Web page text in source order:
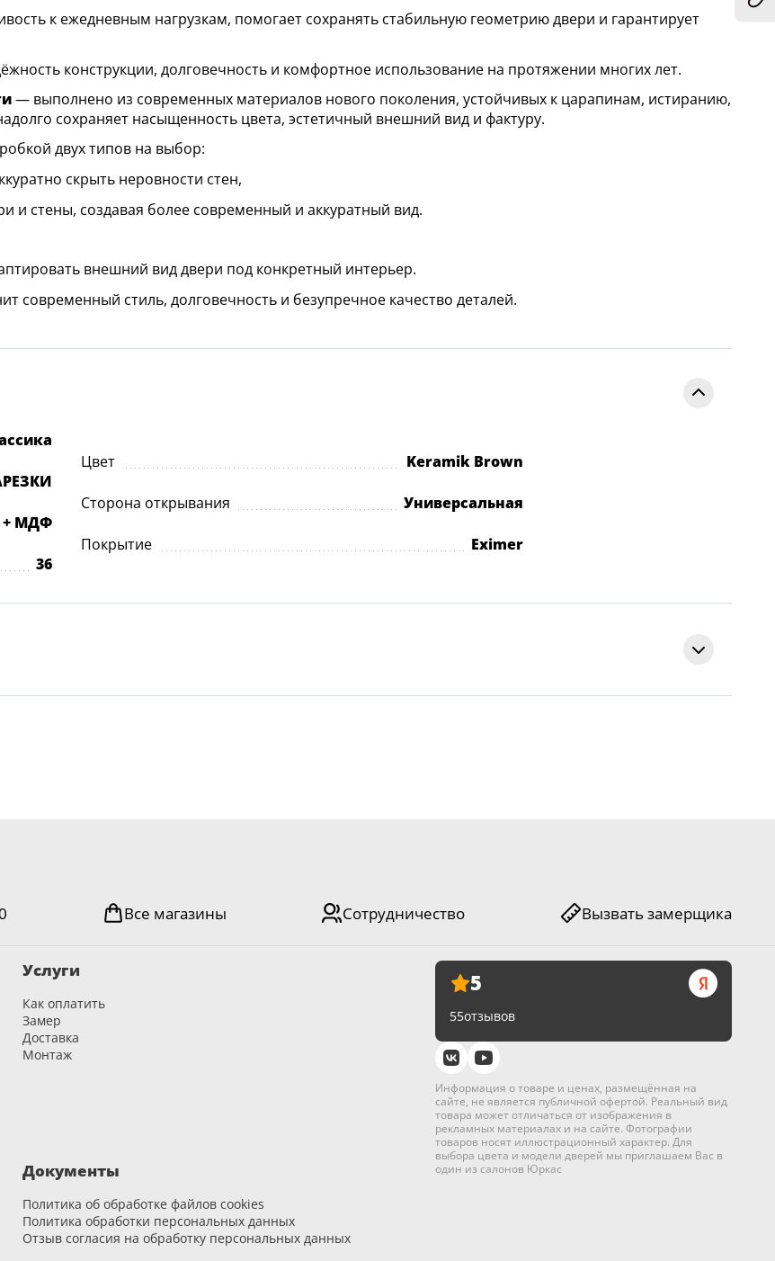
к ежедневным нагрузкам, помогает сохранять стабильную геометрию двери и гарантирует
конструкции, долговечность и комфортное использование на протяжении многих лет.
— выполнено из современных материалов нового поколения, устойчивых к царапинам, истиранию,
сохраняет насыщенность цвета, эстетичный внешний вид и фактуру.
двух типов на выбор:
скрыть неровности стен,
и стены, создавая более современный и аккуратный вид.
внешний вид двери под конкретный интерьер.
современный стиль, долговечность и безупречное качество деталей.
+ МДФ
36
Цвет Keramik Brown
Сторона открывания Универсальная
Покрытие Eximer
Все магазины Сотрудничество Вызвать замерщика
5
55отзывов
Информация о товаре и ценах, размещённая на
сайте, не является публичной офертой. Реальный вид
товара может отличаться от изображения в
рекламных материалах и на сайте. Фотографии
товаров носят иллюстрационный характер. Для
выбора цвета и модели дверей мы приглашаем Вас в
один из салонов Юркас
Услуги
Как оплатить
Замер
Доставка
Монтаж
Документы
Политика об обработке файлов cookies
Политика обработки персональных данных
Отзыв согласия на обработку персональных данных